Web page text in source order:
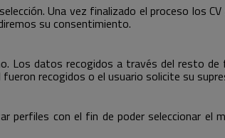
Una vez finalizado el proceso los
su consentimiento.
Los datos recogidos a través del resto
recogidos o el usuario solicite su
perfiles con el fin de poder seleccionar el